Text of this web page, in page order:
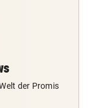
der Promis